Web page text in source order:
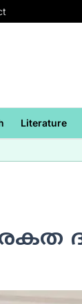
Literature